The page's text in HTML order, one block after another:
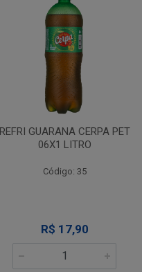
REFRI GUARANA CERPA PET
06X2 LITROS
Código: 30
R$ 26,90